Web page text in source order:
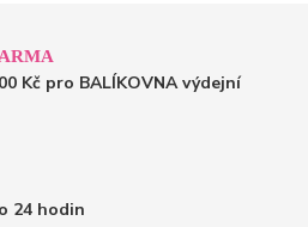
Kč pro BALÍKOVNA výdejní
24 hodin